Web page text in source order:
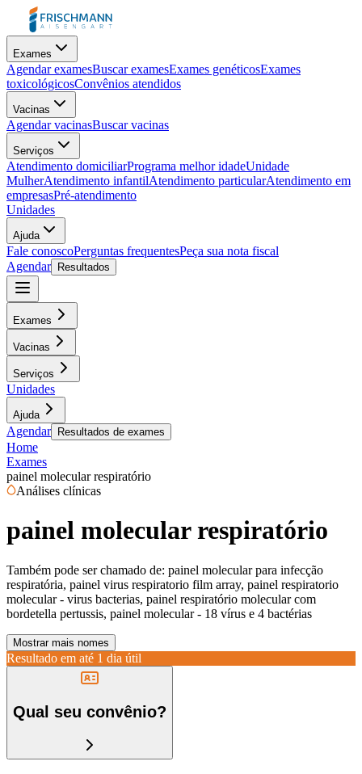
Exames
Agendar examesBuscar examesExames genéticosExames
toxicológicosConvênios atendidos
Vacinas
Agendar vacinasBuscar vacinas
Serviços
Atendimento domiciliarPrograma melhor idadeUnidade
MulherAtendimento infantilAtendimento particularAtendimento em
empresasPré-atendimento
Unidades
Ajuda
Fale conoscoPerguntas frequentesPeça sua nota fiscal
Agendar
Resultados
Exames
Vacinas
Serviços
Unidades
Ajuda
Agendar Resultados de exames
Home
Exames
painel molecular respiratório
Análises clínicas
painel molecular respiratório
Também pode ser chamado de: painel molecular para infecção
respiratória, painel virus respiratorio film array, painel respiratorio
molecular - virus bacterias, painel respiratório molecular com
bordetella pertussis, painel molecular - 18 vírus e 4 bactérias
Mostrar mais nomes
Resultado em até 1 dia útil
Qual seu convênio?